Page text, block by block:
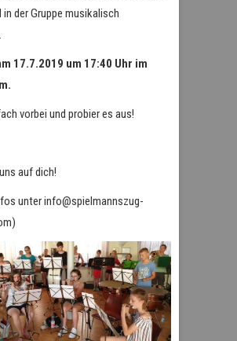
in der Gruppe musikalisch
17.7.2019 um 17:40 Uhr im
vorbei und probier es aus!
auf dich!
unter info@spielmannszug-